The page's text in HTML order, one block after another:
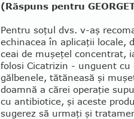
(Răspuns pentru
Pentru soţul dvs. v-aş
echinacea în aplicaţii locale,
ceai de muşeţel con­centrat,
folosi Cicatrizin - unguent
gălbenele, tătăneasă şi
doamnă a cărei operaţie
cu antibiotice, şi aceste
sugerez să urmaţi şi